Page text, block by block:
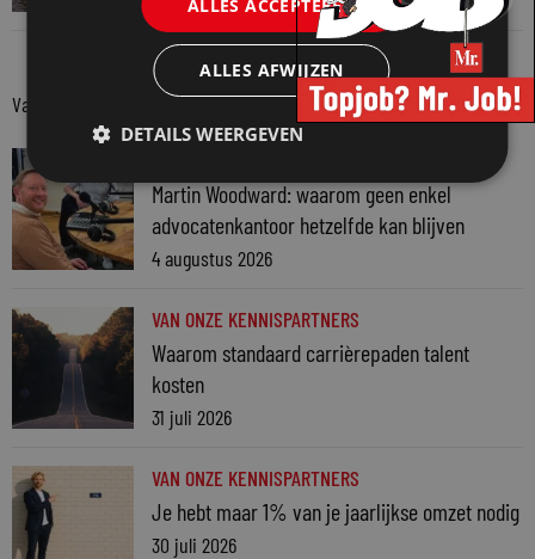
Van onze kennispartners
Martin Woodward: waarom geen enkel
advocatenkantoor hetzelfde kan blijven
4 augustus 2026
VAN ONZE KENNISPARTNERS
Waarom standaard carrièrepaden talent
kosten
31 juli 2026
VAN ONZE KENNISPARTNERS
Je hebt maar 1% van je jaarlijkse omzet nodig
30 juli 2026
ALLES ACCEPTEREN
ALLES AFWIJZEN
DETAILS WEERGEVEN